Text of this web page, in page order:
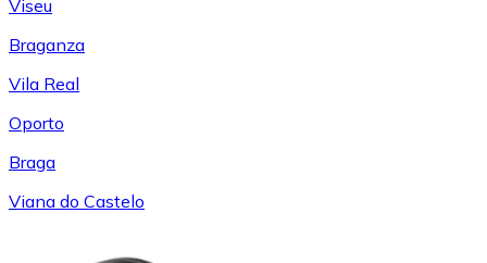
Viseu
Braganza
Vila Real
Oporto
Braga
Viana do Castelo